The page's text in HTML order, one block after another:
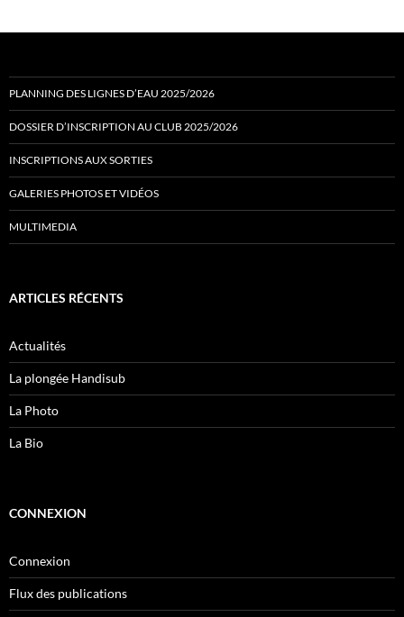
PLANNING DES LIGNES D’EAU 2025/2026
DOSSIER D’INSCRIPTION AU CLUB 2025/2026
INSCRIPTIONS AUX SORTIES
GALERIES PHOTOS ET VIDÉOS
MULTIMEDIA
ARTICLES RÉCENTS
Actualités
La plongée Handisub
La Photo
La Bio
CONNEXION
Connexion
Flux des publications